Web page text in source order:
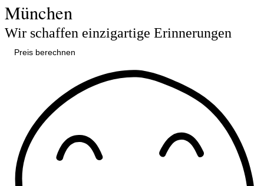
München
Wir schaffen einzigartige Erinnerungen
Preis berechnen